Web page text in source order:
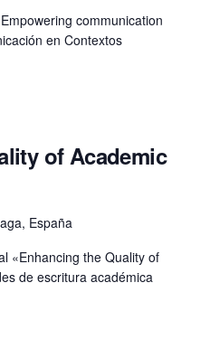
communication
en Contextos
of Academic
España
«Enhancing the Quality of
de escritura académica